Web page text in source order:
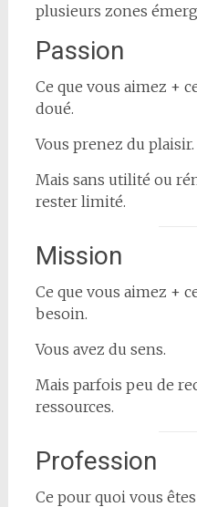
plusieurs zones
Passion
Ce que vous aimez +
doué.
Vous prenez du plaisir.
Mais sans utilité ou
rester limité.
Mission
Ce que vous aimez +
besoin.
Vous avez du sens.
Mais parfois peu de
ressources.
Profession
Ce pour quoi vous